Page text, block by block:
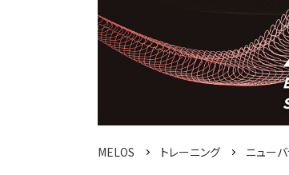
MELOS トレーニング ニュー